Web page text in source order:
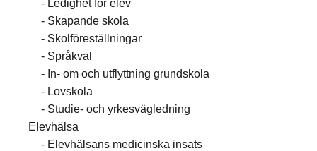
Ledighet för elev
Skapande skola
Skolföreställningar
Språkval
In- om och utflyttning grundskola
Lovskola
Studie- och yrkesvägledning
Elevhälsa
Elevhälsans medicinska insats